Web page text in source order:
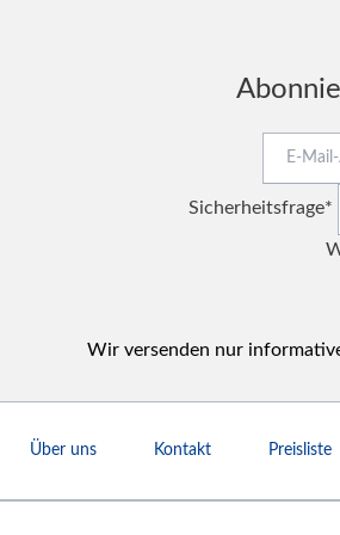
Adresse
Pflichtfeld
Sicherheitsfrage*
Wir versenden nur
Über uns Kontakt Preisliste